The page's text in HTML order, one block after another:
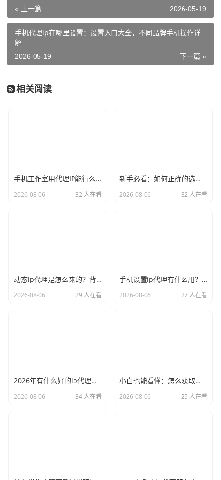
« 上一篇 2026-05-19
手机代理ip在哪里设置：设置入口大全，不同品牌手机操作详
解
下一篇 »
2026-05-19
相关阅读
手机工作室用代理IP能行么？过来人的经验告诉你答案
2026-08-06 32 人在看
新手必看：如何正确的选择代理ip软件，别再交智商税了
2026-08-06 32 人在看
动态ip代理是怎么来的？背后的原理比你想象的精彩
2026-08-06 29 人在看
手机设置ip代理有什么用？不只是改定位那么简单
2026-08-06 27 人在看
2026年有什么好的ip代理软件？亲测后我只推荐这几个
2026-08-06 34 人在看
小白也能看懂：怎么获取代理ip和端口号，一步步教会你
2026-08-06 25 人在看